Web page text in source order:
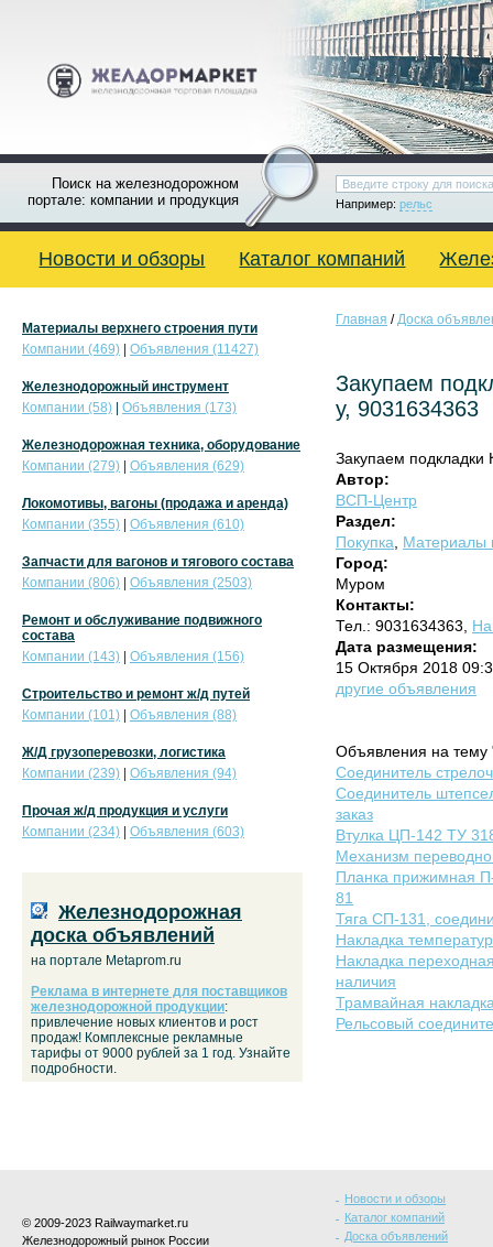
Поиск на железнодорожном
портале: компании и продукция
Например: рельс
Новости и обзоры Каталог компаний
Главная /Доска
Закупаем
у, 9031634363
Закупаем
Автор:
ВСП-Центр
Раздел:
Покупка
Материалы
Город:
Муром
Контакты:
Тел.: 9031634363,
Дата размещения:
15 Октября 2018
другие объявления
Объявления на тему
Соединитель
Соединитель
заказ
Втулка ЦП-142 ТУ
Механизм
Планка прижимная
81
Тяга СП-131,
Накладка
Накладка
наличия
Трамвайная
Рельсовый
Материалы верхнего строения пути
Компании (469)
Объявления (11427)
Железнодорожный инструмент
Компании (58)
Объявления (173)
Железнодорожная техника, оборудование
Компании (279)
Объявления (629)
Локомотивы, вагоны (продажа и аренда)
Компании (355)
Объявления (610)
Запчасти для вагонов и тягового состава
Компании (806)
Объявления (2503)
Ремонт и обслуживание подвижного
состава
Компании (143)
Объявления (156)
Строительство и ремонт ж/д путей
Компании (101)
Объявления (88)
Ж/Д грузоперевозки, логистика
Компании (239)
Объявления (94)
Прочая ж/д продукция и услуги
Компании (234)
Объявления (603)
Железнодорожная
доска объявлений
на портале Metaprom.ru
Реклама в интернете для поставщиков
железнодорожной продукции:
привлечение новых клиентов и рост
продаж! Комплексные рекламные
тарифы от 9000 рублей за 1 год. Узнайте
подробности.
© 2009-2023 Railwaymarket.ru
Железнодорожный рынок России
Новости и обзоры
Каталог компаний
Доска объявлений